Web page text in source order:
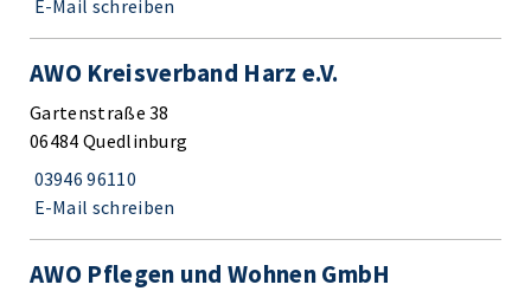
E-Mail schreiben
AWO Kreisverband Harz e.V.
Gartenstraße 38
06484 Quedlinburg
03946 96110
E-Mail schreiben
AWO Pflegen und Wohnen GmbH